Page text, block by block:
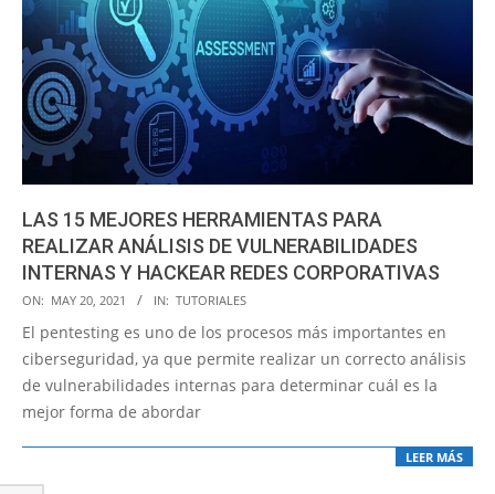
LAS 15 MEJORES HERRAMIENTAS PARA
REALIZAR ANÁLISIS DE VULNERABILIDADES
INTERNAS Y HACKEAR REDES CORPORATIVAS
2021-
05-
20
ON: MAY 20, 2021 IN: TUTORIALES
El pentesting es uno de los procesos más importantes en
ciberseguridad, ya que permite realizar un correcto análisis
de vulnerabilidades internas para determinar cuál es la
mejor forma de abordar
LEER MÁS